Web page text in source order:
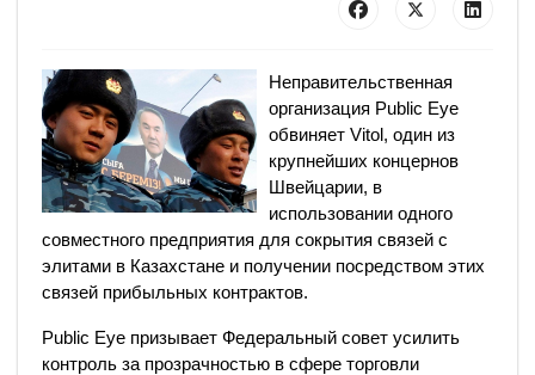
Неправительственная
организация Public Eye
обвиняет Vitol, один из
крупнейших концернов
Швейцарии, в
использовании одного
совместного предприятия для сокрытия связей с
элитами в Казахстане и получении посредством этих
связей прибыльных контрактов.
Public Eye призывает Федеральный совет усилить
контроль за прозрачностью в сфере торговли